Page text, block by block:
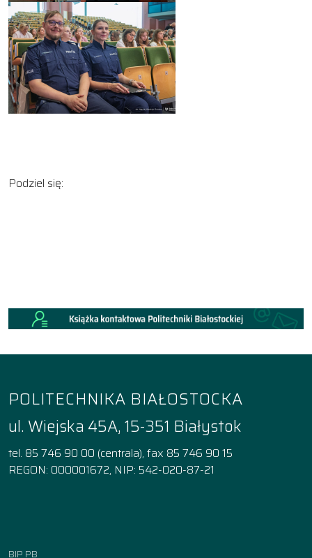
Podziel się:
POLITECHNIKA BIAŁOSTOCKA
ul. Wiejska 45A, 15-351 Białystok
tel. 85 746 90 00 (centrala), fax 85 746 90 15
REGON: 000001672, NIP: 542-020-87-21
BIP PB